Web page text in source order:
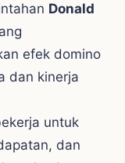
Donald
efek domino
dan kinerja
untuk
dan